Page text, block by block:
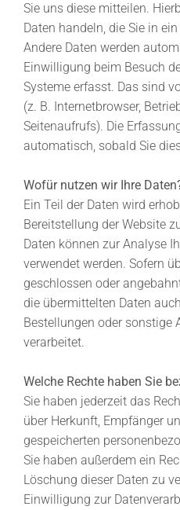
Sie uns diese mitteilen.
Daten handeln, die Sie in
Andere Daten werden
Einwilligung beim Besuch
Systeme erfasst. Das sind
(z. B. Internetbrowser,
Seitenaufrufs). Die
automatisch, sobald Sie
Wofür nutzen wir Ihre
Ein Teil der Daten wird
Bereitstellung der Website
Daten können zur Analyse
verwendet werden. Sofern
geschlossen oder
die übermittelten Daten
Bestellungen oder sonstige
verarbeitet.
Welche Rechte haben Sie
Sie haben jederzeit das
über Herkunft, Empfänger
gespeicherten
Sie haben außerdem ein
Löschung dieser Daten zu
Einwilligung zur